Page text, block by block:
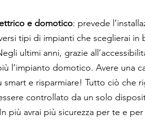
e domotico: prevede
tipi di impianti che sceglierai in
ultimi anni, grazie
l’impianto domotico. Avere una
smart e risparmiare! Tutto ciò che
controllato da un solo
più avrai più sicurezza per te e